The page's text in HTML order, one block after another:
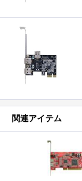
関連アイテム